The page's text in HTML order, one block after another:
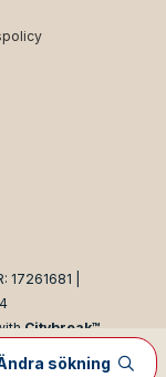
sökning
|
Citybreak™